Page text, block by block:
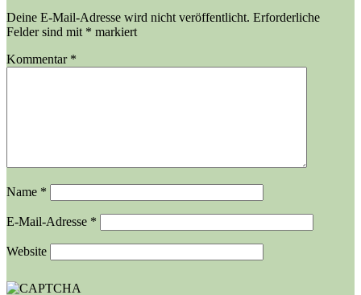
Deine E-Mail-Adresse wird nicht veröffentlicht. Erforderliche
Felder sind mit * markiert
Kommentar *
Name *
E-Mail-Adresse *
Website